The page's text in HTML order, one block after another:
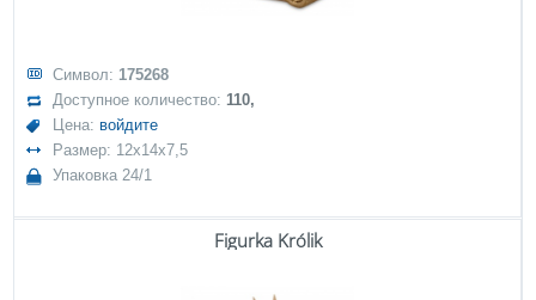
Символ: 175268
Доступное количество:110,
Цена: войдите
Размер: 12x14x7,5
Упаковка 24/1
Figurka Królik